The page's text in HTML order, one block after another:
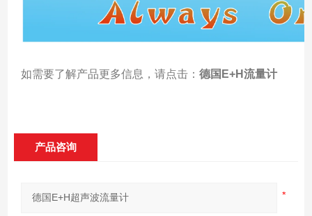
如需要了解产品更多信息，请点击： 德国E+H流量计
产品咨询